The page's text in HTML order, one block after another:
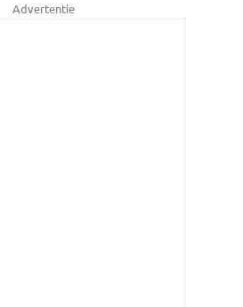
Advertentie